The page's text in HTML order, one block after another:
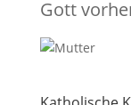
Gott